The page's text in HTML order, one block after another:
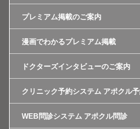
プレミアム掲載のご案内
漫画でわかるプレミアム掲載
ドクターズインタビューのご案内
クリニック予約システム アポクル
WEB問診システム アポクル問診